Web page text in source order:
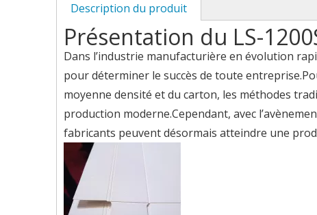
Description du produit
Présentation du LS-
Dans l’industrie manufacturière en évolution
pour déterminer le succès de toute
moyenne densité et du carton, les méthodes
production moderne.Cependant, avec
fabricants peuvent désormais atteindre une